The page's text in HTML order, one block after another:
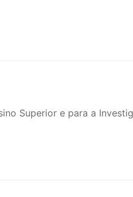
Superior e para a